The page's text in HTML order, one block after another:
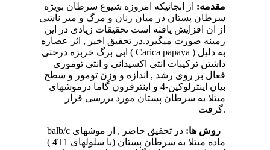
مقدمه:از انجائیکه امروزه شیوع سرطان بویژه
سرطان پستان در میان زنان و مرگ و میر ناشی
از ان افزایش یافته است تحقیقات زیادی در این
زمینه صورت میگیرد.در تحقیق اخیر , اثر عصاره
ابی برگ خربزه درختی ( Carica papaya ) به دلیل
داشتن ترکیبات انتی اکسیدانی و انتی توموری
فعال بر روی رشد , اندازه و وزن تومور و سطح
بیان اینترلوکین-4 و اینترفرون گاما
درموشهای
مبتلا به سرطان پستان مورد بررسی قرار
روش ها:
در تحقیق حاضر , از موشهای balb/c
ماده مبتلا به سرطان پستان (با سلولهای 4T1 )